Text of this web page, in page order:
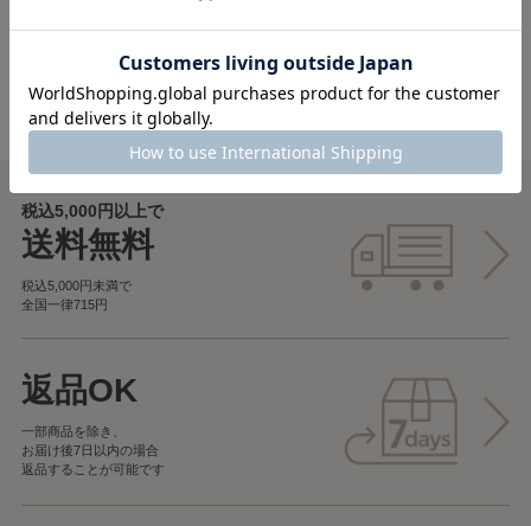
税込5,000円以上で
送料無料
税込5,000円未満で
全国一律715円
返品OK
一部商品を除き、
お届け後7日以内の場合
返品することが可能です